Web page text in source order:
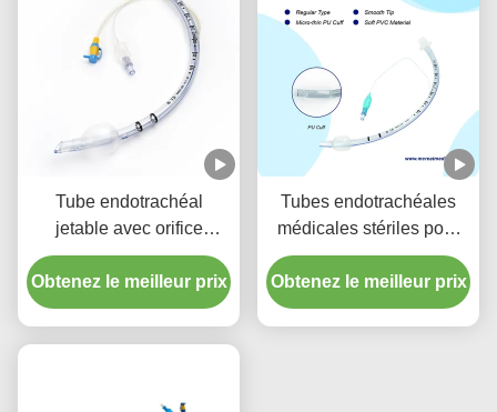
Tube endotrachéal
jetable avec orifice
d'aspiration - PVC
transparent sans DEHP
pour une garantie de
Obtenez le meilleur prix
Tubes endotrachéales
médicales stériles pour
toutes les tailles avec CE
ISO
Obtenez le meilleur prix